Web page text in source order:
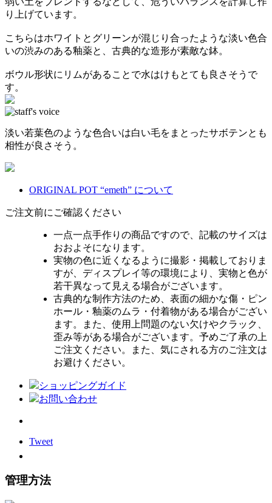
り上げています。
こちらはホワイトとグリーンが混じり合ったような淡い色合
いの渋みのある釉薬と、古典的な造形が素敵な鉢。
ボウル形状にリムがあることで水はけもとても良さそうで
す。
淡い若葉色のような色合いは白い毛をまとったサボテンとも
相性が良さそう。
ORIGINAL POT “emeth” について
ご注文前にご確認ください
一点一点手作りの商品ですので、記載のサイズは
おおよそになります。
実物の色に近くなるように撮影・掲載しておりま
すが、ディスプレイ等の環境により、実物と色が
若干異なって見える場合がございます。
古典的な制作方法のため、表面の細かな傷・ピン
ホール・釉薬のムラ・付着物がある場合がござい
ます。また、使用上問題のない欠けやクラック、
歪み等がある場合がございます。予めご了承の上
ご注文ください。また、気にされる方のご注文は
お避けください。
ショッピングガイド
お問い合わせ
Tweet
管理方法